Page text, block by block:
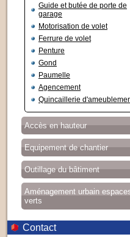
Guide et butée de porte de
garage
Motorisation de volet
Ferrure de volet
Penture
Gond
Paumelle
Agencement
Quincaillerie
Accès en hauteur
Equipement de chantier
Outillage du bâtiment
Aménagement urbain
verts
Contact